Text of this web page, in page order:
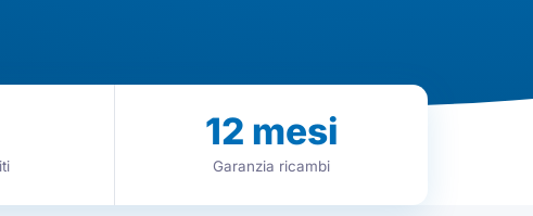
12 mesi
Garanzia ricambi